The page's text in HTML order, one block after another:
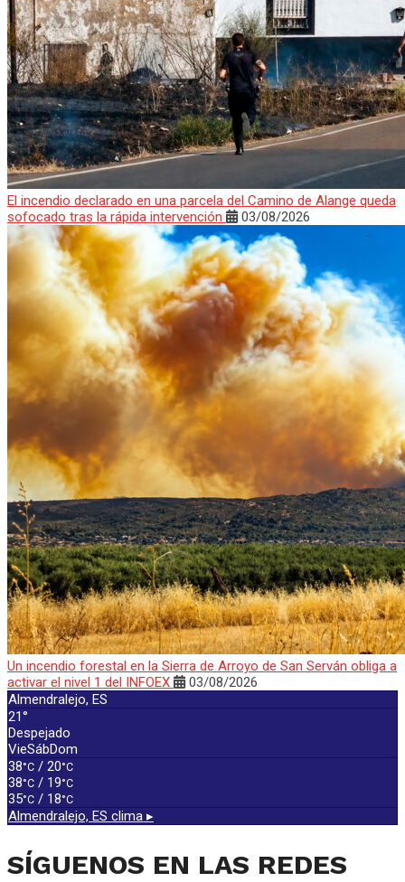
El incendio declarado en una parcela del Camino de Alange queda
sofocado tras la rápida intervención
03/08/2026
Un incendio forestal en la Sierra de Arroyo de San Serván obliga a
activar el nivel 1 del INFOEX
03/08/2026
Almendralejo, ES
21°
Despejado
VieSábDom
38°C / 20°C
38°C / 19°C
35°C / 18°C
Almendralejo, ES clima ▸
SÍGUENOS EN LAS REDES